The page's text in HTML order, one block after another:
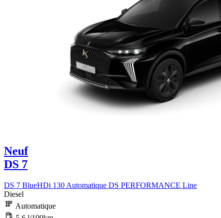
Neuf
DS 7
DS 7 BlueHDi 130 Automatique DS PERFORMANCE Line
Diesel
Automatique